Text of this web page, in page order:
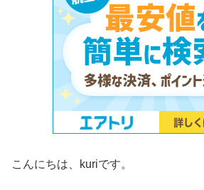
こんにちは、kuriです。